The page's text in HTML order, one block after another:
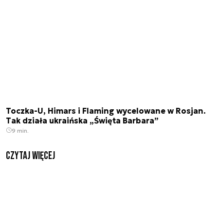
Toczka-U, Himars i Flaming wycelowane w Rosjan.
Tak działa ukraińska „Święta Barbara”
9 min.
czytaj więcej